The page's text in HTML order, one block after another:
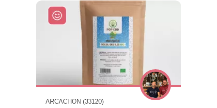
ARCACHON (33120)